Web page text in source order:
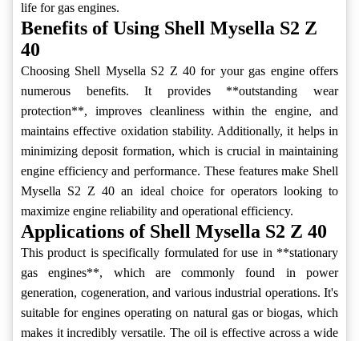
life for gas engines.
Benefits of Using Shell Mysella S2 Z
40
Choosing Shell Mysella S2 Z 40 for your gas engine offers
numerous benefits. It provides **outstanding wear
protection**, improves cleanliness within the engine, and
maintains effective oxidation stability. Additionally, it helps in
minimizing deposit formation, which is crucial in maintaining
engine efficiency and performance. These features make Shell
Mysella S2 Z 40 an ideal choice for operators looking to
maximize engine reliability and operational efficiency.
Applications of Shell Mysella S2 Z 40
This product is specifically formulated for use in **stationary
gas engines**, which are commonly found in power
generation, cogeneration, and various industrial operations. It's
suitable for engines operating on natural gas or biogas, which
makes it incredibly versatile. The oil is effective across a wide